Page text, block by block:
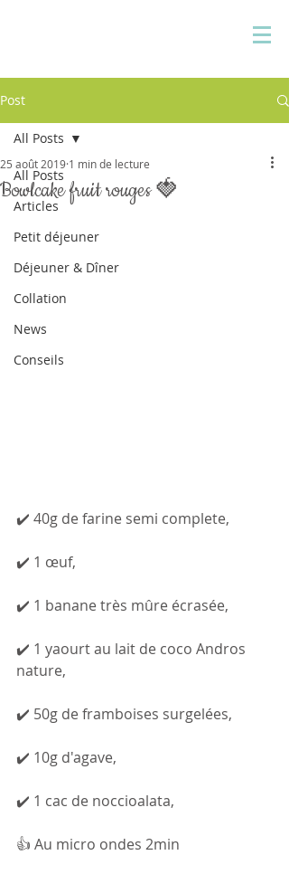
Post
All Posts
Articles
Petit déjeuner
Déjeuner & Dîner
Collation
News
Conseils
All Posts
Bowlcake fruit rouges 🍓
25 août 2019 1 min de lecture
✔️ 40g de farine semi complete,
✔️ 1 œuf,
✔️ 1 banane très mûre écrasée,
✔️ 1 yaourt au lait de coco Andros
nature,
✔️ 50g de framboises surgelées,
✔️ 10g d'agave,
✔️ 1 cac de noccioalata,
👍 Au micro ondes 2min